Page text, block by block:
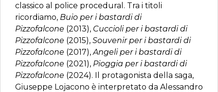
classico al police procedural. Tra i titoli
ricordiamo, Buio per i bastardi di
Pizzofalcone (2013), Cuccioli per i bastardi di
Pizzofalcone (2015), Souvenir per i bastardi di
Pizzofalcone (2017),Angeli per i bastardi di
Pizzofalcone (2021), Pioggia per i bastardi di
Pizzofalcone (2024). Il protagonista della saga,
Giuseppe Lojacono è interpretato da Alessandro